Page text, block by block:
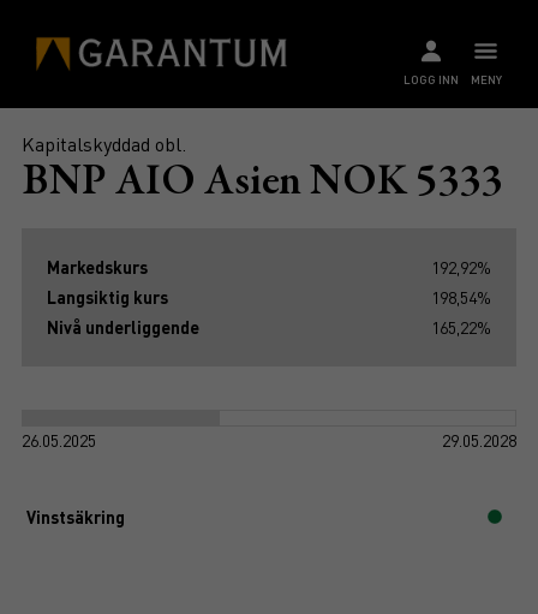
MENY
LOGG INN
Kapitalskyddad obl.
BNP AIO Asien NOK 5333
Markedskurs
192,92%
Langsiktig kurs
198,54%
Nivå underliggende
165,22%
26.05.2025 29.05.2028
Vinstsäkring